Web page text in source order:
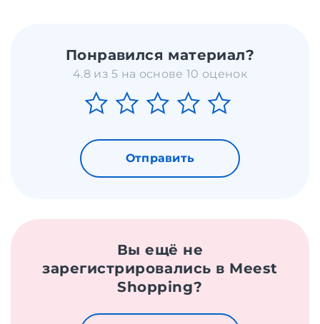
Понравился материал?
4.8 из 5 на основе 10 оценок
Отправить
Вы ещё не
зарегистрировались в Meest
Shopping?